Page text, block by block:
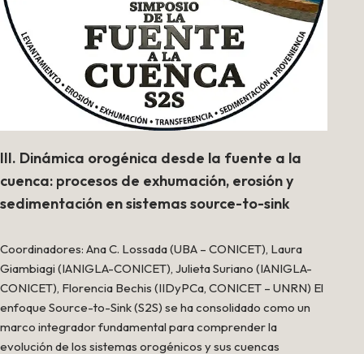
III. Dinámica orogénica desde la fuente a la
cuenca: procesos de exhumación, erosión y
sedimentación en sistemas source-to-sink
Coordinadores: Ana C. Lossada (UBA – CONICET), Laura
Giambiagi (IANIGLA-CONICET), Julieta Suriano (IANIGLA-
CONICET), Florencia Bechis (IIDyPCa, CONICET – UNRN) El
enfoque Source-to-Sink (S2S) se ha consolidado como un
marco integrador fundamental para comprender la
evolución de los sistemas orogénicos y sus cuencas